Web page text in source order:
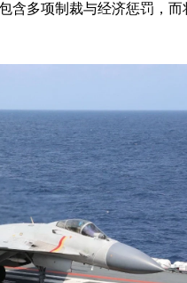
含多项制裁与经济惩罚，而